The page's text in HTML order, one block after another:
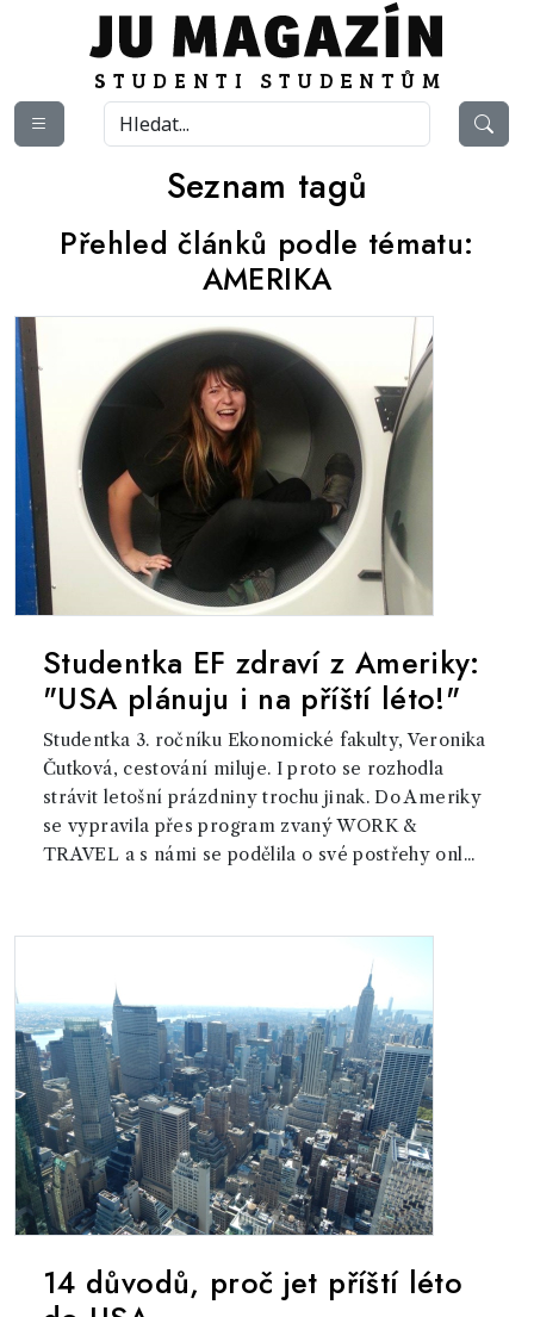
Seznam tagů
Přehled článků podle tématu:
AMERIKA
Studentka EF zdraví z Ameriky:
"USA plánuju i na příští léto!"
Studentka 3. ročníku Ekonomické fakulty, Veronika
Čutková, cestování miluje. I proto se rozhodla
strávit letošní prázdniny trochu jinak. Do Ameriky
se vypravila přes program zvaný WORK &
TRAVEL a s námi se podělila o své postřehy onl...
14 důvodů, proč jet příští léto